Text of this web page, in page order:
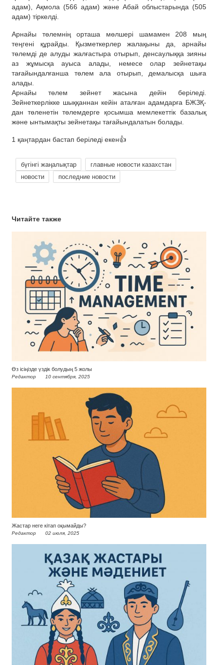
адам), Ақмола (566 адам) және Абай облыстарында (505
адам) тіркелді.
Арнайы төлемнің орташа мөлшері шамамен 208 мың
теңгені құрайды. Қызметкерлер жалақыны да, арнайы
төлемді де алуды жалғастыра отырып, денсаулыққа зияны
аз жұмысқа ауыса алады, немесе олар зейнетақы
тағайындалғанша төлем ала отырып, демалысқа шыға
алады.
Арнайы төлем зейнет жасына дейін беріледі.
Зейнеткерлікке шыққаннан кейін аталған адамдарға БЖЗҚ-
дан төленетін төлемдерге қосымша мемлекеттік базалық
және ынтымақты зейнетақы тағайындалатын болады.
1 қаңтардан бастап беріледі екен👍
бүгінгі жаңалықтар
главные новости казахстан
новости
последние новости
Читайте также
Өз ісіңізде үздік болудың 5 жолы
Редактор 10 сентября, 2025
Жастар неге кітап оқымайды?
Редактор 02 июля, 2025